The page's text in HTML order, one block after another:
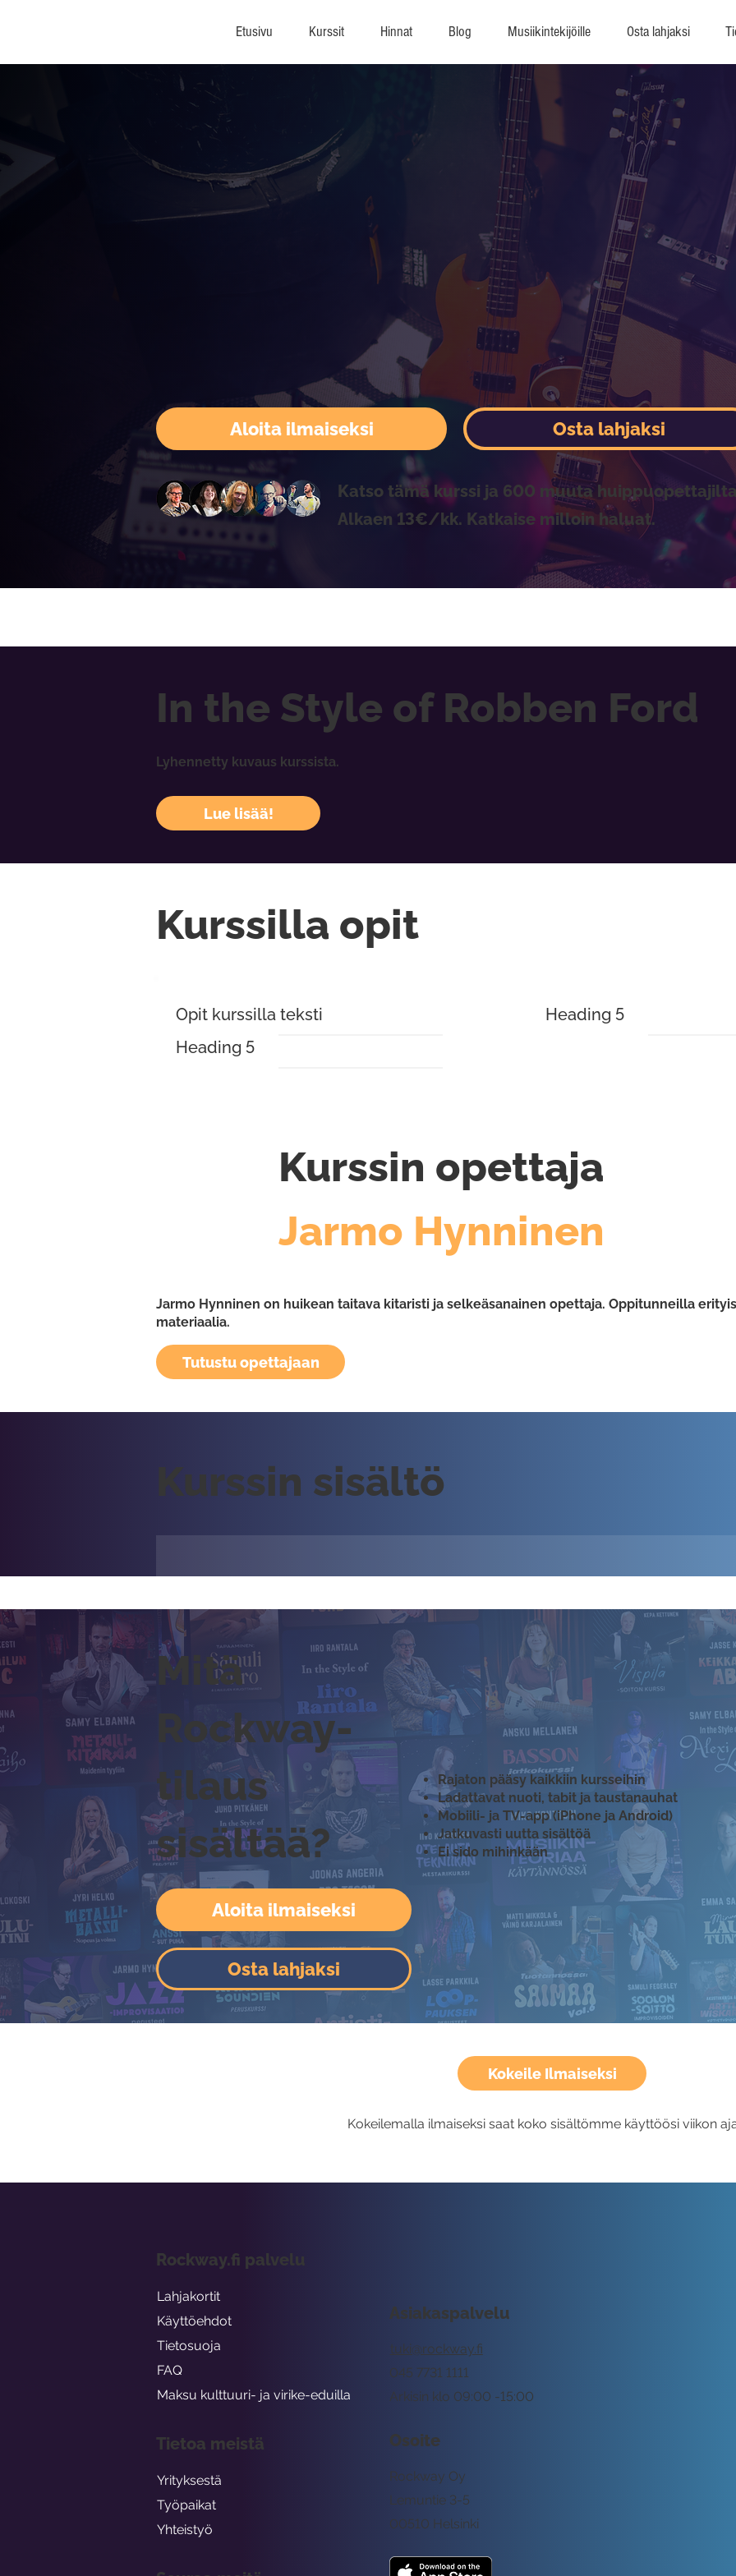
Etusivu Kurssit Hinnat Blog Musiikintekijöille Osta lahjaksi
Aloita ilmaiseksi
Katso tämä kurssi ja 600 muuta
Alkaen 13€/kk. Katkaise milloin haluat.
Osta lahjaksi
In the Style of Robben Ford
Lyhennetty kuvaus kurssista.
Lue lisää!
Kurssilla opit
Opit kurssilla teksti
Heading 5
Heading 5
Kurssin opettaja
Jarmo Hynninen
Jarmo Hynninen on huikean taitava kitaristi ja selkeäsanainen opettaja. Oppitunneilla
materiaalia.
Tutustu opettajaan
Kurssin sisältö
Mitä
Rockway-
tilaus
sisältää?
Aloita ilmaiseksi
Osta lahjaksi
Rajaton pääsy kaikkiin kursseihin
Ladattavat nuoti, tabit ja taustanauhat
Mobiili- ja TV-app (iPhone ja Android)
Jatkuvasti uutta sisältöä
Ei sido mihinkään
Kokeile Ilmaiseksi
Kokeilemalla ilmaiseksi saat koko sisältömme käyttöösi viikon
Asiakaspalvelu
tuki@rockway.fi
Arkisin klo 09:00 -15:00
045 7731 1111
Osoite
Rockway Oy
Lemuntie 3-5
00510 Helsinki
Rockway.fi palvelu
Lahjakortit
Käyttöehdot
Tietosuoja
FAQ
Maksu kulttuuri- ja virike-eduilla
Tietoa meistä
Yrityksestä
Työpaikat
Yhteistyö